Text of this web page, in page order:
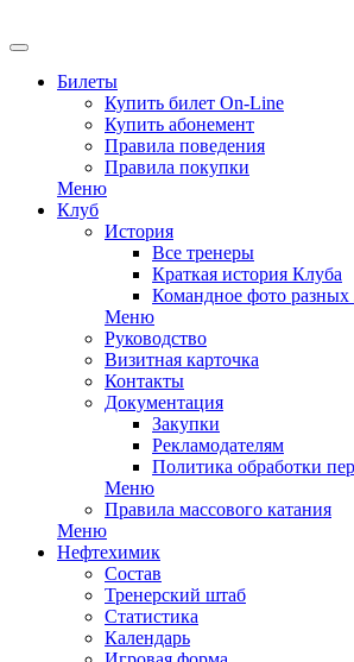
Билеты
Купить билет On-Line
Купить абонемент
Правила поведения
Правила покупки
Меню
Клуб
История
Все тренеры
Краткая история Клуба
Командное фото разных
Меню
Руководство
Визитная карточка
Контакты
Документация
Закупки
Рекламодателям
Политика обработки
Меню
Правила массового катания
Меню
Нефтехимик
Состав
Тренерский штаб
Статистика
Календарь